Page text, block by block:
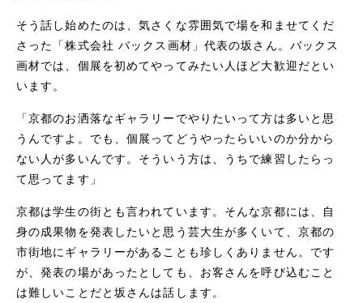
そう話し始めたのは、気さくな雰囲気で場を和ませてくだ
さった「株式会社 バックス画材」代表の坂さん。バックス
画材では、個展を初めてやってみたい人ほど大歓迎だとい
います。
「京都のお洒落なギャラリーでやりたいって方は多いと思
うんですよ。でも、個展ってどうやったらいいのか分から
ない人が多いんです。そういう方は、うちで練習したらっ
て思ってます」
京都は学生の街とも言われています。そんな京都には、自
身の成果物を発表したいと思う芸大生が多くいて、京都の
市街地にギャラリーがあることも珍しくありません。です
が、発表の場があったとしても、お客さんを呼び込むこと
は難しいことだと坂さんは話します。